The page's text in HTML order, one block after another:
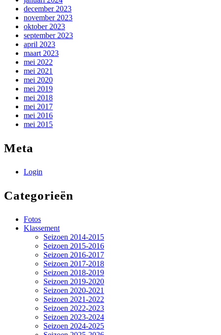
december 2023
november 2023
oktober 2023
september 2023
april 2023
maart 2023
mei 2022
mei 2021
mei 2020
mei 2019
mei 2018
mei 2017
mei 2016
mei 2015
Meta
Login
Categorieën
Fotos
Klassement
Seizoen 2014-2015
Seizoen 2015-2016
Seizoen 2016-2017
Seizoen 2017-2018
Seizoen 2018-2019
Seizoen 2019-2020
Seizoen 2020-2021
Seizoen 2021-2022
Seizoen 2022-2023
Seizoen 2023-2024
Seizoen 2024-2025